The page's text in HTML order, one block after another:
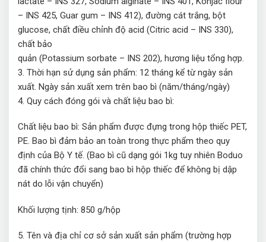
– INS 425, Guar gum – INS 412), đường cát trắng, bột
glucose, chất điều chỉnh độ acid (Citric acid – INS 330),
chất bảo
quản (Potassium sorbate – INS 202), hương liệu tổng hợp.
3. Thời hạn sử dụng sản phẩm: 12 tháng kể từ ngày sản
xuất. Ngày sản xuất xem trên bao bì (năm/tháng/ngày)
4. Quy cách đóng gói và chất liệu bao bì:
Chất liệu bao bì: Sản phẩm được đựng trong hộp thiếc PET,
PE. Bao bì đảm bảo an toàn trong thực phẩm theo quy
định của Bộ Y tế. (Bao bì cũ dạng gói 1kg tuy nhiên Boduo
đã chính thức đổi sang bao bì hộp thiếc để không bị dập
nát do lỗi vận chuyển)
Khối lượng tịnh: 850 g/hộp
5. Tên và địa chỉ cơ sở sản xuất sản phẩm (trường hợp